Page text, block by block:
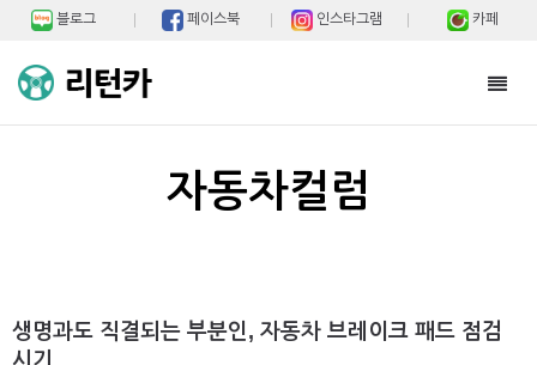
블로그 페이스북 인스타그램 카페
자동차컬럼
생명과도 직결되는 부분인, 자동차 브레이크 패드 점검